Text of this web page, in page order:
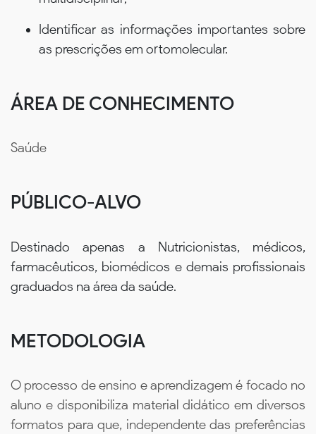
Identificar as informações importantes sobre
as prescrições em ortomolecular.
ÁREA DE CONHECIMENTO
Saúde
PÚBLICO-ALVO
Destinado apenas a Nutricionistas, médicos,
farmacêuticos, biomédicos e demais profissionais
graduados na área da saúde.
METODOLOGIA
O processo de ensino e aprendizagem é focado no
aluno e disponibiliza material didático em diversos
formatos para que, independente das preferências